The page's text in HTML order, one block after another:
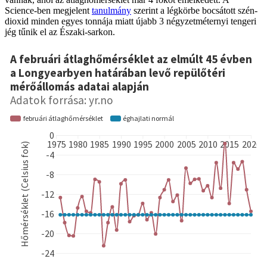
Science-ben megjelent tanulmány szerint a légkörbe bocsátott szén-
dioxid minden egyes tonnája miatt újabb 3 négyzetméternyi tengeri
jég tűnik el az Északi-sarkon.